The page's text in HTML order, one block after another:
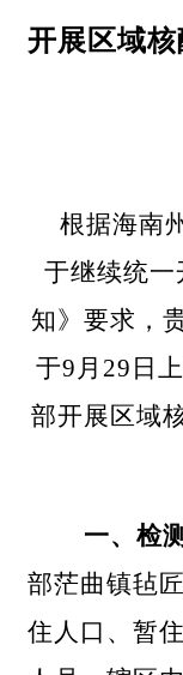
开展区域
根据海南
于继续统一
知》要求，
于9月29日
部开展区域
一、检
部茫曲镇毡
住人口、暂